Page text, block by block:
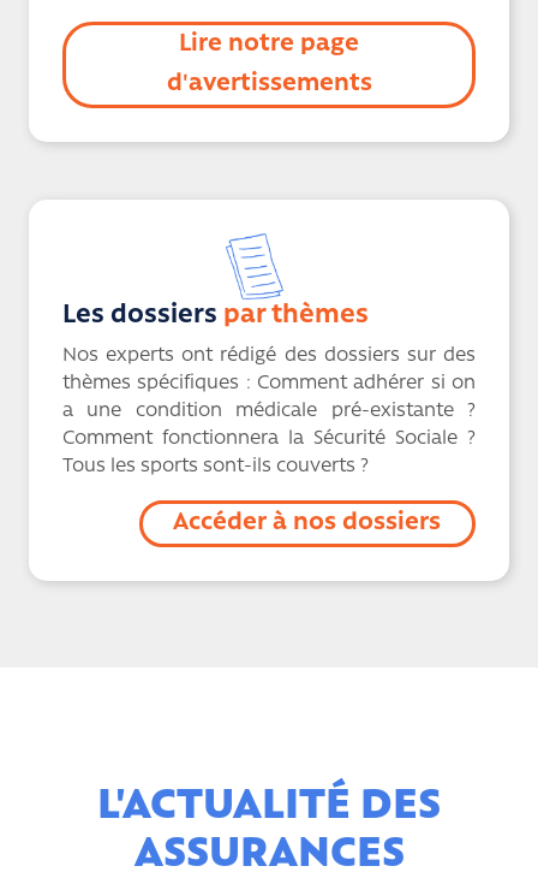
Lire notre page
d'avertissements
Les dossiers par thèmes
Nos experts ont rédigé des dossiers sur des
thèmes spécifiques : Comment adhérer si on
a une condition médicale pré-existante ?
Comment fonctionnera la Sécurité Sociale ?
Tous les sports sont-ils couverts ?
Accéder à nos dossiers
L'ACTUALITÉ DES
ASSURANCES